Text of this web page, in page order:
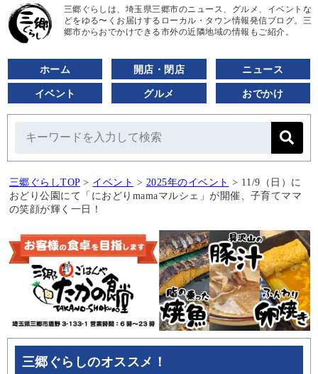
三郷ぐらしは、埼玉県三郷市のニュース、グルメ、イベントな
どをゆる〜くお届けするローカル・タウン情報発信ブログ。三
郷市からおでかけできる市外の近隣地域の情報もご紹介。
ホーム 開店・閉店 ニュース
イベント グルメ おでかけ
三郷ぐらしTOP > イベント > 2025年のイベント > 11/9（日）に
おどり公園にて「におどりmamaマルシェ」が開催、子育てママ
の笑顔が輝く一日！
三郷ぐらしのオススメ！